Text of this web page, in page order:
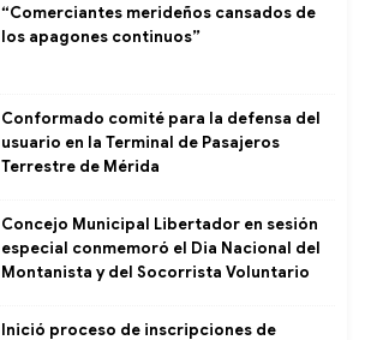
“Comerciantes merideños cansados de
los apagones continuos”
Conformado comité para la defensa del
usuario en la Terminal de Pasajeros
Terrestre de Mérida
Concejo Municipal Libertador en sesión
especial conmemoró el Dia Nacional del
Montanista y del Socorrista Voluntario
Inició proceso de inscripciones de